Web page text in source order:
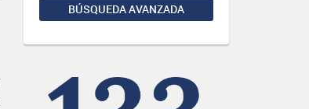
BÚSQUEDA AVANZADA